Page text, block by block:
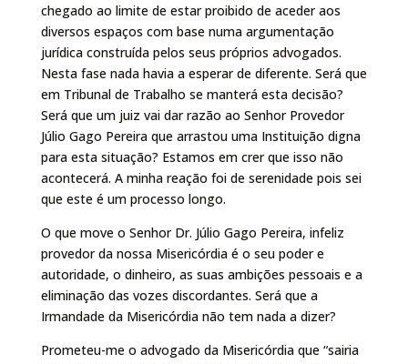
chegado ao limite de estar proibido de aceder aos
diversos espaços com base numa argumentação
jurídica construída pelos seus próprios advogados.
Nesta fase nada havia a esperar de diferente. Será que
em Tribunal de Trabalho se manterá esta decisão?
Será que um juiz vai dar razão ao Senhor Provedor
Júlio Gago Pereira que arrastou uma Instituição digna
para esta situação? Estamos em crer que isso não
acontecerá. A minha reação foi de serenidade pois sei
que este é um processo longo.
O que move o Senhor Dr. Júlio Gago Pereira, infeliz
provedor da nossa Misericórdia é o seu poder e
autoridade, o dinheiro, as suas ambições pessoais e a
eliminação das vozes discordantes. Será que a
Irmandade da Misericórdia não tem nada a dizer?
Prometeu-me o advogado da Misericórdia que “sairia